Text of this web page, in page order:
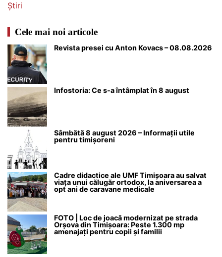
Știri
Cele mai noi articole
Revista presei cu Anton Kovacs – 08.08.2026
Infostoria: Ce s-a întâmplat în 8 august
Sâmbătă 8 august 2026 – Informații utile
pentru timișoreni
Cadre didactice ale UMF Timișoara au salvat
viața unui călugăr ortodox, la aniversarea a
opt ani de caravane medicale
FOTO | Loc de joacă modernizat pe strada
Orșova din Timișoara: Peste 1.300 mp
amenajați pentru copii și familii